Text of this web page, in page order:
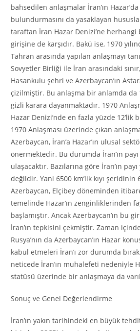
bahsedilen anlaşmalar İran’ın
bulundurmasını da yasaklayan
taraftan İran Hazar Denizi’ne herhangi
girişine de karşıdır. Bakü ise, 1970
Tahran arasında yapılan anlaşmayı
Sovyetler Birliği ile İran arasındaki
Hasankulu şehri ve Azerbaycan’ın
çizilmiştir. Bu anlaşma bir anlamda da
gizli karara dayanmaktadır. 1970
Hazar Denizi’nde en fazla yüzde 12’lik
1970 Anlaşması üzerinde çıkan
Azerbaycan, İran’a Hazar’ın ulusal
önermektedir. Bu durumda İran’ın payı
ulaşacaktır. Bazılarına göre İran’ın
değildir. Yani 6500 km’lik kıyı şeridinin
Azerbaycan, Elçibey döneminden
temelinde Hazar’ın zenginliklerinden
başlamıştır. Ancak Azerbaycan’ın bu
İran’ın tepkisini çekmiştir. Zaman
Rusya’nın da Azerbaycan’ın Hazar
kabul etmeleri İran’ı zor durumda
neticede İran’ın muhalefeti nedeniyle
statüsü üzerinde bir anlaşmaya da
Sonuç ve Genel Değerlendirme
İran’ın yakın tarihindeki en büyük